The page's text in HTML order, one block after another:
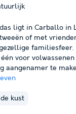
ligt in Carballo in
of met
familiesfeer.
voor
aangenamer te
kust